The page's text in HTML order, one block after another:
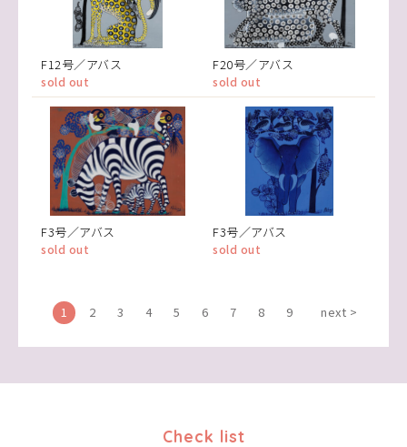
F12号／アバス
sold out
F20号／アバス
sold out
F3号／アバス
sold out
F3号／アバス
sold out
1 2 3 4 5 6 7 8 9 next >
Check list